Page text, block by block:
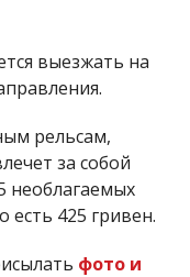
выезжать на
рельсам,
за собой
необлагаемых
425 гривен.
фото и